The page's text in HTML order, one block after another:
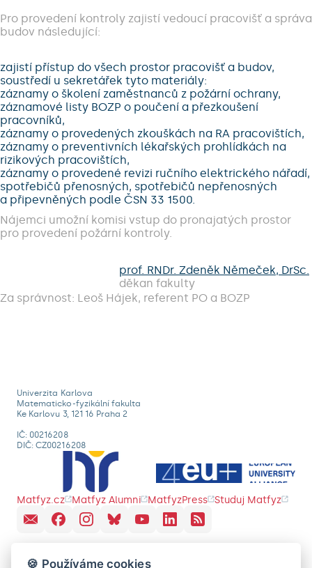
Pro provedení kontroly zajistí vedoucí pracovišť a správa
budov následující:
zajistí přístup do všech prostor pracovišť a budov,
soustředí u sekretářek tyto materiály:
záznamy o školení zaměstnanců z požární ochrany,
záznamové listy BOZP o poučení a přezkoušení
pracovníků,
záznamy o provedených zkouškách na RA pracovištích,
záznamy o preventivních lékařských prohlídkách na
rizikových pracovištích,
záznamy o provedené revizi ručního elektrického nářadí,
spotřebičů přenosných, spotřebičů nepřenosných
a připevněných podle ČSN 33 1500.
Nájemci umožní komisi vstup do pronajatých prostor
pro provedení požární kontroly.
prof. RNDr. Zdeněk Němeček, DrSc.
děkan fakulty
Za správnost: Leoš Hájek, referent PO a BOZP
Univerzita Karlova
Matematicko-fyzikální fakulta
Ke Karlovu 3, 121 16 Praha 2
IČ: 00216208
DIČ: CZ00216208
Matfyz.cz Matfyz Alumni MatfyzPress Studuj Matfyz
🍪 Používáme cookies